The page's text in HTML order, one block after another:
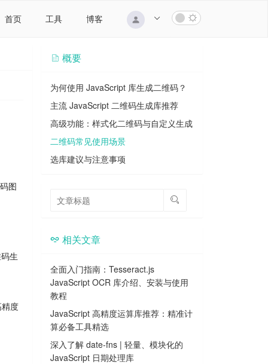
首页 工具 博客
图
生
度
概要
为何使用 JavaScript 库生成二维码？
主流 JavaScript 二维码生成库推荐
高级功能：样式化二维码与自定义生成
二维码常见使用场景
选库建议与注意事项
相关文章
全面入门指南：Tesseract.js
JavaScript OCR 库介绍、安装与使用
教程
JavaScript 高精度运算库推荐：精准计
算必备工具精选
深入了解 date-fns | 轻量、模块化的
JavaScript 日期处理库